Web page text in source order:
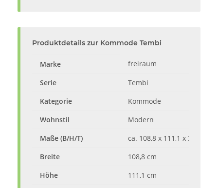
Produktdetails zur Kommode Tembi
Marke freiraum
Serie
Tembi
Kategorie
Kommode
Wohnstil
Modern
Maße (B/H/T)
ca. 108,8 x 111,1 x 34,8 cm
Breite
108,8 cm
Höhe
111,1 cm